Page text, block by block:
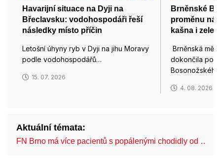
Havarijní situace na Dyji na
Břeclavsku: vodohospodáři řeší
následky místo příčin
Letošní úhyny ryb v Dyji na jihu Moravy
podle vodohospodářů…
15. 07. 2026
Brněnské
proměnu
kašna i zeleň
Brněnská
dokončila po
4. 08. 2026
Aktuální témata:
FN Brno má více pacientů s popálenými chodidly od …